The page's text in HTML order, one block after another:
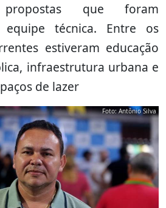
propostas que foram
equipe técnica. Entre os
estiveram educação
infraestrutura urbana e
de lazer
Foto: Antônio Silva